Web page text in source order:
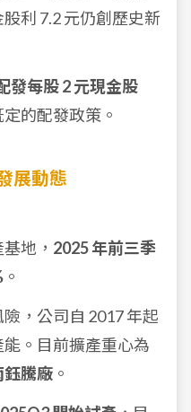
利 7.2 元仍創歷史新
發每股 2 元現金股
的配發政策。
展動態
地， 2025 年前三季
。
，公司自 2017 年起
。目前擴產重心為
鈺騰廠 。